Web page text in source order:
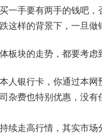
一手要有两手的钱吧，
样的背景下，一旦做
板块的走势，都要考虑
人银行卡，你通过本网
杂费也特别优惠，没有
续走高行情，其实市场